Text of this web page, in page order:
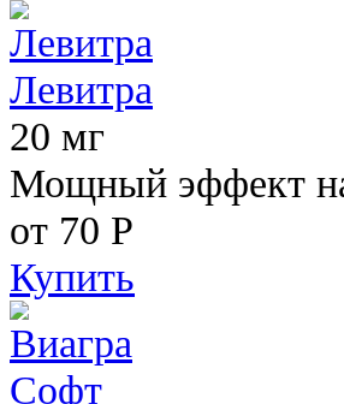
Левитра
20 мг
Мощный эффект
от 70 Р
Купить